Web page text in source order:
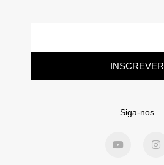
INSCREVER
Siga-nos